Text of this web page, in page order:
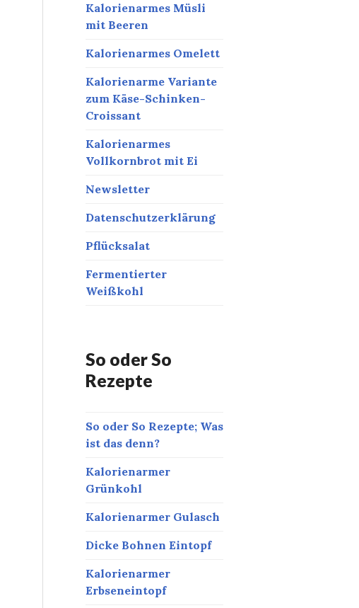
Kalorienarmes Müsli
mit Beeren
Kalorienarmes Omelett
Kalorienarme Variante
zum Käse-Schinken-
Croissant
Kalorienarmes
Vollkornbrot mit Ei
Newsletter
Datenschutzerklärung
Pflücksalat
Fermentierter
Weißkohl
So oder So
Rezepte
So oder So Rezepte; Was
ist das denn?
Kalorienarmer
Grünkohl
Kalorienarmer Gulasch
Dicke Bohnen Eintopf
Kalorienarmer
Erbseneintopf